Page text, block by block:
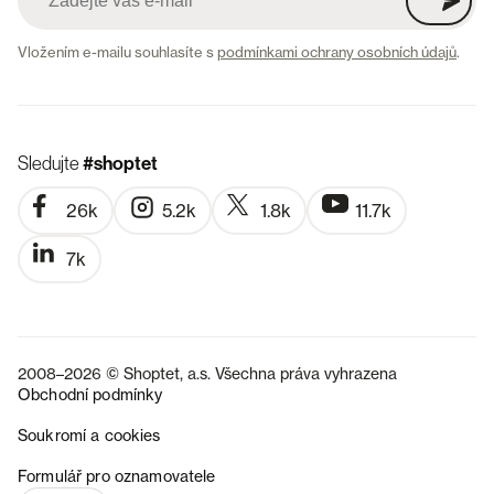
Vložením e-mailu souhlasíte spodmínkami ochrany osobních údajů.
Sledujte#shoptet
26k 5.2k 1.8k 11.7k
7k
2008–2026 © Shoptet, a.s. Všechna práva vyhrazena
Obchodní podmínky
Soukromí a cookies
Formulář pro oznamovatele